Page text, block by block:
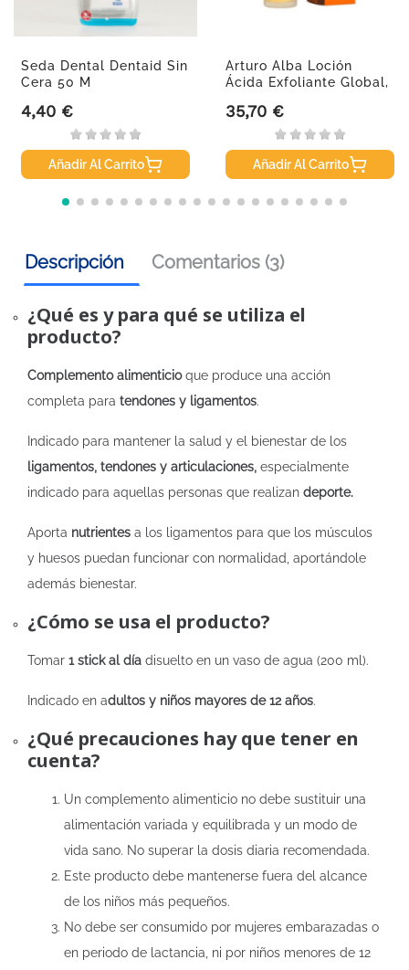
Seda Dental Dentaid Sin
Cera 50 M
Precio
4,40 €
Añadir Al Carrito
Arturo Alba Loción
Ácida Exfoliante Global,
Precio
35,70 €
Añadir Al Carrito
Descripción Comentarios (3)
¿Qué es y para qué se utiliza el
producto?
Complemento alimenticioque produce una acción
completa para tendones y ligamentos.
Indicado para mantener la salud y el bienestar de los
ligamentos, tendones y articulaciones, especialmente
indicado para aquellas personas que realizan deporte.
Aporta nutrientes a los ligamentos para que los músculos
y huesos puedan funcionar con normalidad, aportándole
además bienestar.
¿Cómo se usa el producto?
Tomar 1 stick al día disuelto en un vaso de agua (200 ml).
Indicado en adultos y niños mayores de 12 años.
¿Qué precauciones hay que tener en
cuenta?
Un complemento alimenticio no debe sustituir una
alimentación variada y equilibrada y un modo de
vida sano. No superar la dosis diaria recomendada.
Este producto debe mantenerse fuera del alcance
de los niños más pequeños.
No debe ser consumido por mujeres embarazadas o
en periodo de lactancia, ni por niños menores de 12